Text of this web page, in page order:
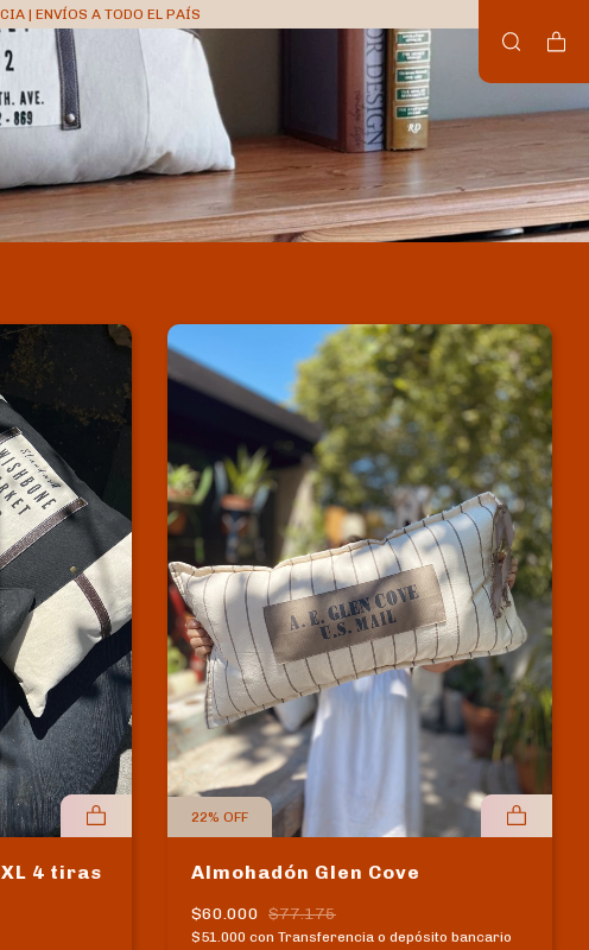
| ENVÍOS A TODO EL PAÍS
4 tiras
22% OFF
Almohadón Glen Cove
$60.000 $77.175
$51.000 con Transferencia o depósito bancario